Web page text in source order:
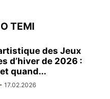
ТЕМІ
des Jeux
d’hiver de 2026 :
quand...
- 17.02.2026